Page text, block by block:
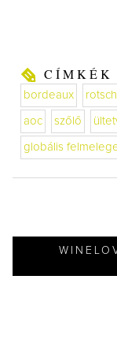
CÍMKÉK
bordeaux
aoc szőlő
globális